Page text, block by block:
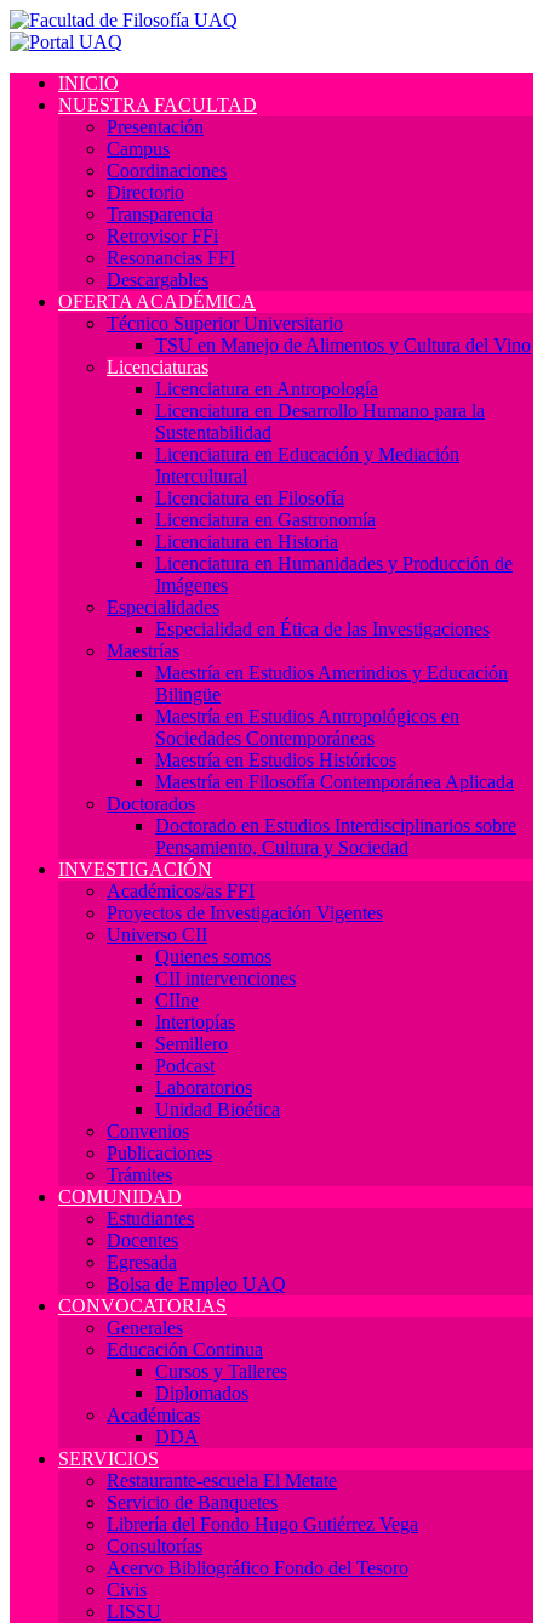
INICIO
NUESTRA FACULTAD
Presentación
Campus
Coordinaciones
Directorio
Transparencia
Retrovisor FFi
Resonancias FFI
Descargables
OFERTA ACADÉMICA
Técnico Superior Universitario
TSU en Manejo de Alimentos y Cultura del Vino
Licenciaturas
Licenciatura en Antropología
Licenciatura en Desarrollo Humano para la
Sustentabilidad
Licenciatura en Educación y Mediación
Intercultural
Licenciatura en Filosofía
Licenciatura en Gastronomía
Licenciatura en Historia
Licenciatura en Humanidades y Producción de
Imágenes
Especialidades
Especialidad en Ética de las Investigaciones
Maestrías
Maestría en Estudios Amerindios y Educación
Bilingüe
Maestría en Estudios Antropológicos en
Sociedades Contemporáneas
Maestría en Estudios Históricos
Maestría en Filosofía Contemporánea Aplicada
Doctorados
Doctorado en Estudios Interdisciplinarios sobre
Pensamiento, Cultura y Sociedad
INVESTIGACIÓN
Académicos/as FFI
Proyectos de Investigación Vigentes
Universo CII
Quienes somos
CII intervenciones
CIIne
Intertopías
Semillero
Podcast
Laboratorios
Unidad Bioética
Convenios
Publicaciones
Trámites
COMUNIDAD
Estudiantes
Docentes
Egresada
Bolsa de Empleo UAQ
CONVOCATORIAS
Generales
Educación Continua
Cursos y Talleres
Diplomados
Académicas
DDA
SERVICIOS
Restaurante-escuela El Metate
Servicio de Banquetes
Librería del Fondo Hugo Gutiérrez Vega
Consultorías
Acervo Bibliográfico Fondo del Tesoro
Civis
LISSU